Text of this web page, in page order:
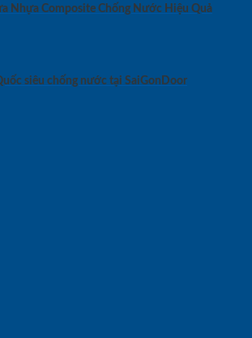
Nhựa Composite Chống Nước Hiệu Quả
siêu chống nước tại SaiGonDoor